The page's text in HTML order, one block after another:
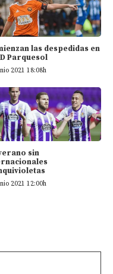
las despedidas en
Parquesol
2021 18:08h
sin
2021 12:00h